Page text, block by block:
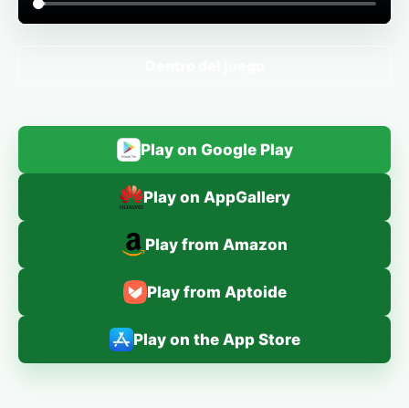
Play on Google Play
Play on AppGallery
Play from Amazon
Play from Aptoide
Play on the App Store